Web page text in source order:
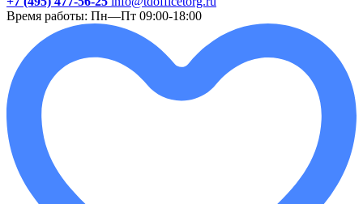
Время работы: Пн—Пт 09:00-18:00